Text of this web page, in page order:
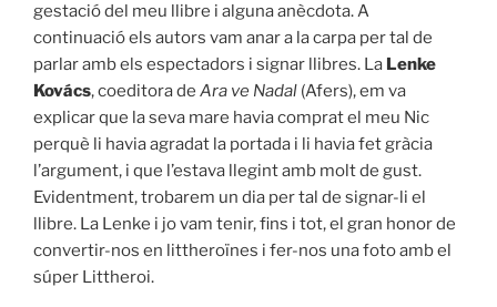
gestació del meu llibre i alguna anècdota. A
continuació els autors vam anar a la carpa per tal de
parlar amb els espectadors i signar llibres. La Lenke
Kovács, coeditora de Ara ve Nadal (Afers), em va
explicar que la seva mare havia comprat el meu Nic
perquè li havia agradat la portada i li havia fet gràcia
l’argument, i que l’estava llegint amb molt de gust.
Evidentment, trobarem un dia per tal de signar-li el
llibre. La Lenke i jo vam tenir, fins i tot, el gran honor de
convertir-nos en littheroïnes i fer-nos una foto amb el
súper Littheroi.